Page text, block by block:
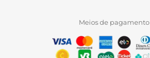
Meios de pagamento